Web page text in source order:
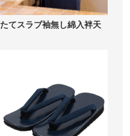
たてスラブ袖無し綿入袢天